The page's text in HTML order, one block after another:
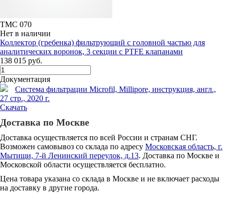
TMC 070
Нет в наличии
Коллектор (гребенка) фильтрующий с головной частью для
аналитических воронок, 3 секции с PTFE клапанами
138 015 руб.
Документация
Система фильтрации Microfil, Millipore, инструкция, англ.,
27 стр., 2020 г.
Скачать
Доставка по Москве
Доставка осуществляется по всей России и странам СНГ.
Возможен самовывоз со склада по адресу Московская область, г.
Мытищи, 7-й Ленинский переулок, д.13. Доставка по Москве и
Московской области осуществляется бесплатно.
Цена товара указана со склада в Москве и не включает расходы
на доставку в другие города.